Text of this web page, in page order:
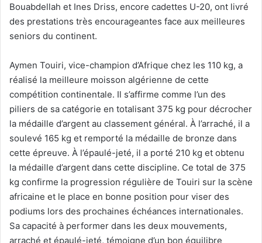
Bouabdellah et Ines Driss, encore cadettes U-20, ont livré
des prestations très encourageantes face aux meilleures
seniors du continent.
Aymen Touiri, vice-champion d’Afrique chez les 110 kg, a
réalisé la meilleure moisson algérienne de cette
compétition continentale. Il s’affirme comme l’un des
piliers de sa catégorie en totalisant 375 kg pour décrocher
la médaille d’argent au classement général. À l’arraché, il a
soulevé 165 kg et remporté la médaille de bronze dans
cette épreuve. À l’épaulé-jeté, il a porté 210 kg et obtenu
la médaille d’argent dans cette discipline. Ce total de 375
kg confirme la progression régulière de Touiri sur la scène
africaine et le place en bonne position pour viser des
podiums lors des prochaines échéances internationales.
Sa capacité à performer dans les deux mouvements,
arraché et épaulé-jeté, témoigne d’un bon équilibre